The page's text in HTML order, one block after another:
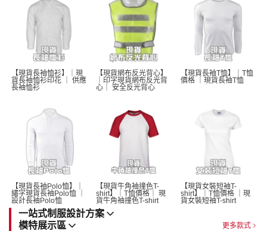
【現貨長袖恤衫】｜現
貨長袖恤衫印花 ｜ 供應
長袖恤衫
【現貨網布反光背心】
｜印字現貨網布反光背
心｜ 安全反光背心
【現貨長袖T恤】｜T恤
價格 ｜現貨長袖T恤
【現貨長袖Polo恤】｜
繡字現貨長袖Polo恤 ｜
設計長袖Polo恤
【現貨牛角袖撞色T-
shirt】｜T恤價格｜ 現
貨牛角袖撞色T-shirt
【現貨女裝短袖T-
shirt】｜T恤價格 ｜現
貨女裝短袖T-shirt
一站式制服設計方案
模特展示區
更多款式